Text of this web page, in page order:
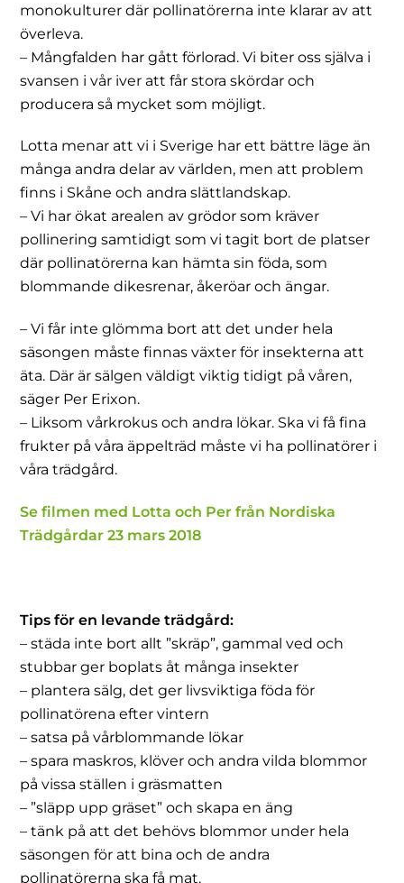
monokulturer där pollinatörerna inte klarar av att
överleva.
– Mångfalden har gått förlorad. Vi biter oss själva i
svansen i vår iver att får stora skördar och
producera så mycket som möjligt.
Lotta menar att vi i Sverige har ett bättre läge än
många andra delar av världen, men att problem
finns i Skåne och andra slättlandskap.
– Vi har ökat arealen av grödor som kräver
pollinering samtidigt som vi tagit bort de platser
där pollinatörerna kan hämta sin föda, som
blommande dikesrenar, åkeröar och ängar.
– Vi får inte glömma bort att det under hela
säsongen måste finnas växter för insekterna att
äta. Där är sälgen väldigt viktig tidigt på våren,
säger Per Erixon.
– Liksom vårkrokus och andra lökar. Ska vi få fina
frukter på våra äppelträd måste vi ha pollinatörer i
våra trädgård.
Se filmen med Lotta och Per från Nordiska
Trädgårdar 23 mars 2018
Tips för en levande trädgård:
– städa inte bort allt ”skräp”, gammal ved och
stubbar ger boplats åt många insekter
– plantera sälg, det ger livsviktiga föda för
pollinatörena efter vintern
– satsa på vårblommande lökar
– spara maskros, klöver och andra vilda blommor
på vissa ställen i gräsmatten
– ”släpp upp gräset” och skapa en äng
– tänk på att det behövs blommor under hela
säsongen för att bina och de andra
pollinatörerna ska få mat.